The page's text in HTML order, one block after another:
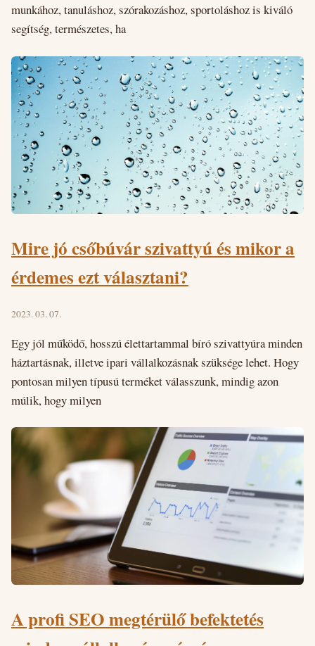
munkához, tanuláshoz, szórakozáshoz, sportoláshoz is kiváló
segítség, természetes, ha
Mire jó csőbúvár szivattyú és mikor a
érdemes ezt választani?
2023. 03. 07.
Egy jól működő, hosszú élettartammal bíró szivattyúra minden
háztartásnak, illetve ipari vállalkozásnak szüksége lehet. Hogy
pontosan milyen típusú terméket válasszunk, mindig azon
múlik, hogy milyen
A profi SEO megtérülő befektetés